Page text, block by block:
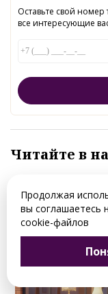
Оставьте свой
все интересующие
Читайте в
Продолжая
вы соглашаетесь
cookie-файлов